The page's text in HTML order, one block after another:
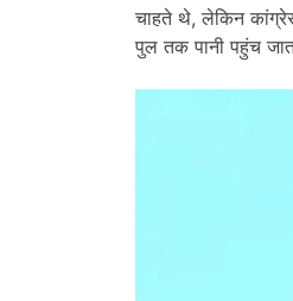
चाहते थे, लेकिन
पुल तक पानी पहुंच